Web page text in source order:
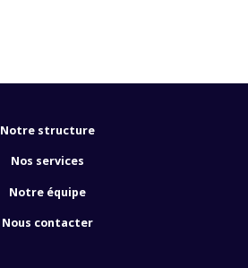
Notre structure
Nos services
Notre équipe
Nous contacter